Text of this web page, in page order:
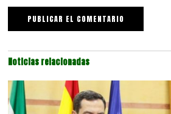
Noticias relacionadas